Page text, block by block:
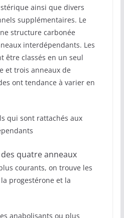
ainsi que divers
supplémentaires. Le
structure carbonée
interdépendants. Les
être classés en un seul
et trois anneaux de
ont tendance à varier en
qui sont rattachés aux
des quatre anneaux
courants, on trouve les
progestérone et la
anabolisants ou plus